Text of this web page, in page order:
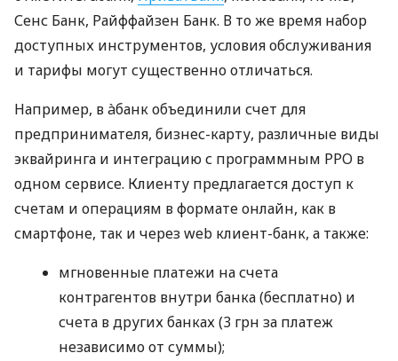
Сенс Банк, Райффайзен Банк. В то же время набор
доступных инструментов, условия обслуживания
и тарифы могут существенно отличаться.
Например, в àбанк объединили счет для
предпринимателя, бизнес-карту, различные виды
эквайринга и интеграцию с программным РРО в
одном сервисе. Клиенту предлагается доступ к
счетам и операциям в формате онлайн, как в
смартфоне, так и через web клиент-банк, а также:
мгновенные платежи на счета
контрагентов внутри банка (бесплатно) и
счета в других банках (3 грн за платеж
независимо от суммы);